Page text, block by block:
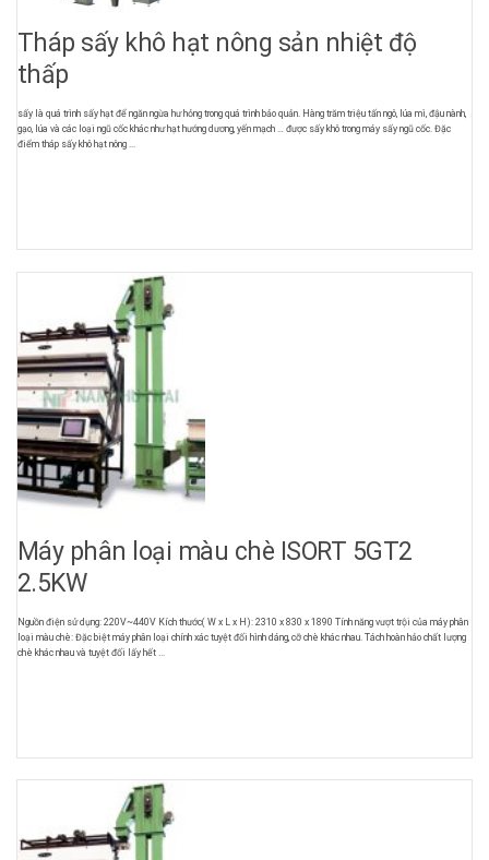
Tháp sấy khô hạt nông sản nhiệt độ
thấp
sấy là quá trình sấy hạt để ngăn ngừa hư hỏng trong quá trình bảo quản. Hàng trăm triệu tấn ngô, lúa mì, đậu nành,
gạo, lúa và các loại ngũ cốc khác như hạt hướng dương, yến mạch … được sấy khô trong máy sấy ngũ cốc. Đặc
điểm tháp sấy khô hạt nông ...
Máy phân loại màu chè ISORT 5GT2
2.5KW
Nguồn điện sử dụng: 220V~440V Kích thước( W x L x H): 2310 x 830 x 1890 Tính năng vượt trội của máy phân
loại màu chè: Đặc biệt máy phân loại chính xác tuyệt đối hình dáng, cỡ chè khác nhau. Tách hoàn hảo chất lượng
chè khác nhau và tuyệt đối lấy hết ...